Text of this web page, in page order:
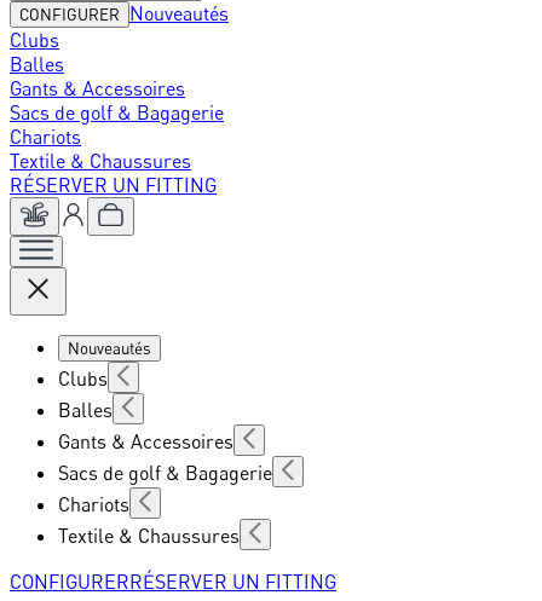
CONFIGURER
Nouveautés
Clubs
Balles
Gants & Accessoires
Sacs de golf & Bagagerie
Chariots
Textile & Chaussures
RÉSERVER UN FITTING
Nouveautés
Clubs
Balles
Gants & Accessoires
Sacs de golf & Bagagerie
Chariots
Textile & Chaussures
CONFIGURERRÉSERVER UN FITTING